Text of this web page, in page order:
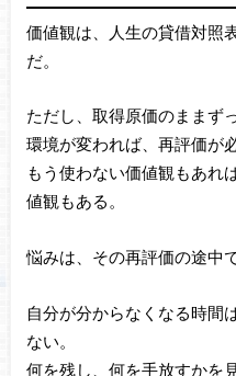
価値観は、人生の貸借対照
だ。
ただし、取得原価のままず
環境が変われば、再評価が
もう使わない価値観もあれ
値観もある。
悩みは、その再評価の途中
自分が分からなくなる時間
ない。
何を残し、何を手放すかを